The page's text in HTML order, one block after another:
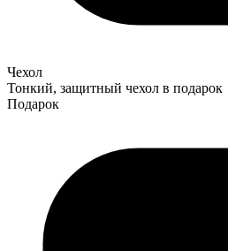
Чехол
Тонкий, защитный чехол в подарок
Подарок